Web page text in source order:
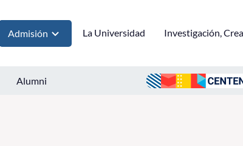
Admisión La Universidad Investigación,
Alumni